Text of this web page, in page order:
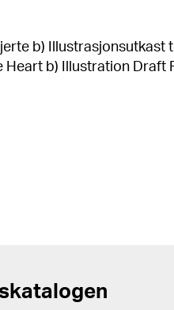
b) Illustrasjonsutkast
Heart b) Illustration Draft